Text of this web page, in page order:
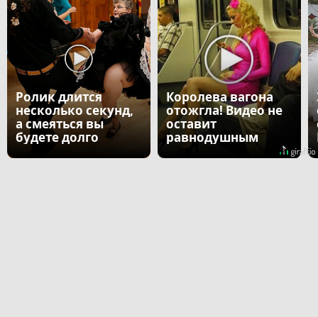
Ролик длится
несколько секунд,
а смеяться вы
будете долго
Королева вагона
отожгла! Видео не
оставит
равнодушным